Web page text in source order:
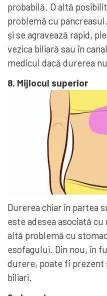
probabilă. O altă
problemă cu
și se agravează rapid,
vezica biliară sau în
medicul dacă durerea
8. Mijlocul superior
Durerea chiar în partea
este adesea asociată
altă problemă cu
esofagului. Din nou, în
durere, poate fi prezent
biliari.